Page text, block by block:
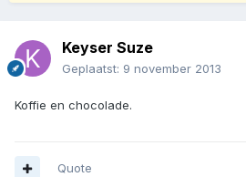
Keyser Suze
Geplaatst: 9 november 2013
Koffie en chocolade.
Quote